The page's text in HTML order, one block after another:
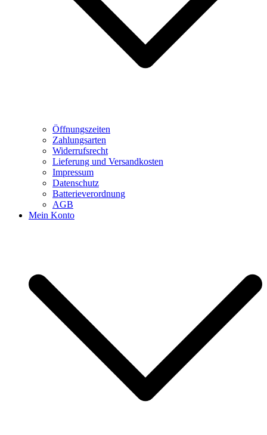
Öffnungszeiten
Zahlungsarten
Widerrufsrecht
Lieferung und Versandkosten
Impressum
Datenschutz
Batterieverordnung
AGB
Mein Konto